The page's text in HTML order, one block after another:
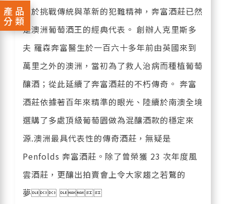
產品
分類
勇於挑戰傳統與革新的犯難精神，奔富酒莊已然
是澳洲葡萄酒王的經典代表。 創辦人克里斯多
夫 羅森奔富醫生於一百六十多年前由英國來到
萬里之外的澳洲，當初為了救人治病而種植葡萄
釀酒；從此延續了奔富酒莊的不朽傳奇。 奔富
酒莊依據著百年來精準的眼光、陸續於南澳全境
選購了多處頂級葡萄園做為混釀酒款的穩定來
源.澳洲最具代表性的傳奇酒莊，無疑是
Penfolds 奔富酒莊。除了曾榮獲 23 次年度風
雲酒莊，更釀出拍賣會上令大家趨之若鶩的
夢 